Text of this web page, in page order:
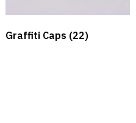
Graffiti Caps​ (22)